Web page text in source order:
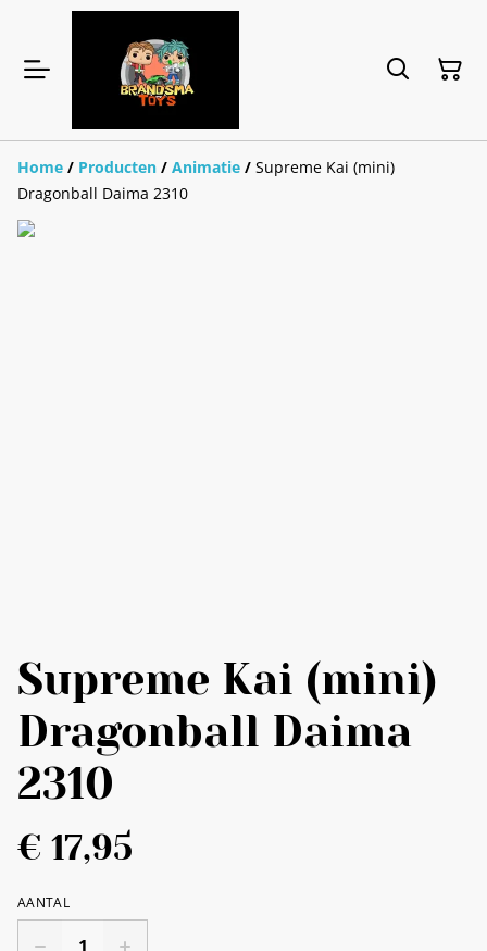
Home / Producten / Animatie / Supreme Kai (mini)
Dragonball Daima 2310
Supreme Kai (mini)
Dragonball Daima
2310
€ 17,95
AANTAL